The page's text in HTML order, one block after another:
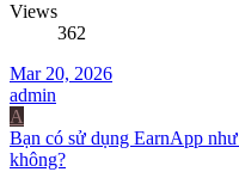
Views
362
Mar 20, 2026
admin
A
Bạn có sử dụng EarnApp
không?